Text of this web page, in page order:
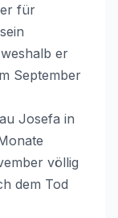
für
er
September
Josefa in
völlig
dem Tod